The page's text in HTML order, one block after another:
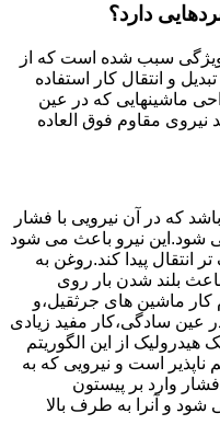
دارد؟
ویژگی سبب شده است که از
و انتقال کار استفاده
ماشینهایی که در عین
نیروی مقاوم فوق العاده
که در آن نیرویی با فشار
شود.این نیرو باعث می شود
انتقال پیدا کند.روغن به
بلند شدن بار روی
کار ماشین های جرثقیل،و
عین سادگی،کار مفید زیادی
هیدرولیک از این الگوریتم
ناپذیر است و نیرویی که به
وارد بر پیستون
و آنرا به طرف بالا